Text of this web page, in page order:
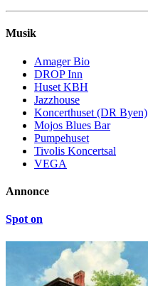
Musik
Amager Bio
DROP Inn
Huset KBH
Jazzhouse
Koncerthuset (DR Byen)
Mojos Blues Bar
Pumpehuset
Tivolis Koncertsal
VEGA
Annonce
Spot on